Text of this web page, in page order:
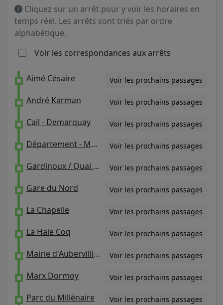
Cliquez sur un arrêt pour y voir les horaires en
temps réel. Les arrêts sont triés par ordre
alphabétique.
Voir les correspondances aux arrêts
Aimé Césaire Voir les prochains passages
André Karman Voir les prochains passages
Cail - Demarquay Voir les prochains passages
Département - Marx Dormoy / Pajol - Département Voir les prochains passages
Gardinoux / Quai Lucien Lefranc Voir les prochains passages
Gare du Nord Voir les prochains passages
La Chapelle Voir les prochains passages
La Haie Coq Voir les prochains passages
Mairie d'Aubervilliers Voir les prochains passages
Marx Dormoy Voir les prochains passages
Parc du Millénaire Voir les prochains passages